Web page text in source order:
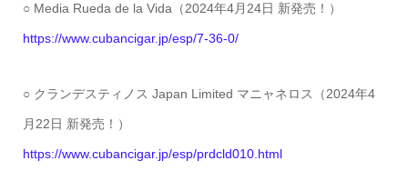
○ Media Rueda de la Vida（2024年4月24日 新発売！）
https://www.cubancigar.jp/esp/7-36-0/
○ クランデスティノス Japan Limited マニャネロス（2024年4
月22日 新発売！）
https://www.cubancigar.jp/esp/prdcld010.html